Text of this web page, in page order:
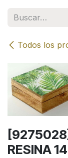
Todos los
RESINA